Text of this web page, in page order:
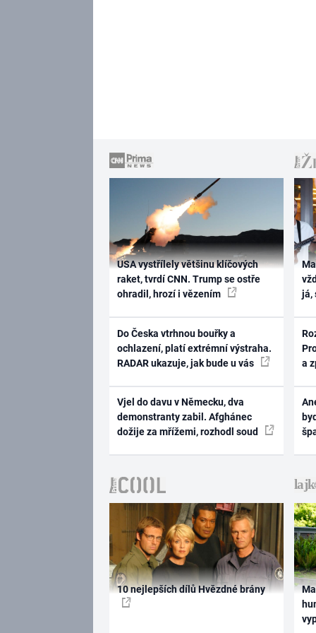
USA vystřílely většinu klíčových
raket, tvrdí CNN. Trump se ostře
ohradil, hrozí i vězením
Do Česka vtrhnou bouřky a
ochlazení, platí extrémní výstraha.
RADAR ukazuje, jak bude u vás
Vjel do davu v Německu, dva
demonstranty zabil. Afghánec
dožije za mřížemi, rozhodl soud
já,
a
10 nejlepších dílů Hvězdné brány